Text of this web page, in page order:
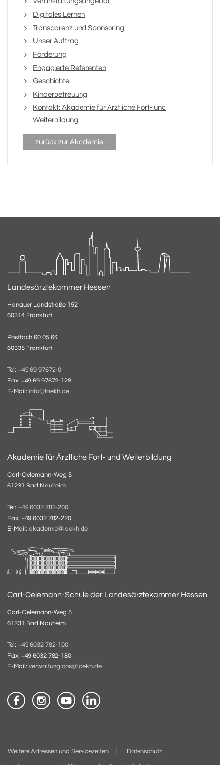
Digitales Lernen
Transparenz und Sponsoring
Unser Auftrag
Förderung
Engagierte Referenten
Geschichte
Kinderbetreuung
Kontakt: Akademie für Ärztliche Fort- und
Weiterbildung
zurück zur Akademie
Landesärztekammer Hessen
Hanauer Landstraße 152
60314 Frankfurt
Postfach 60 05 66
60335 Frankfurt
Tel: +49 69 97672-0
Fax: +49 69 97672-128
E-Mail: info@laekh.de
Akademie für Ärztliche Fort- und Weiterbildung
Carl-Oelemann-Weg 5
61231 Bad Nauheim
Tel: +49 6032 782-200
Fax: +49 6032 782-220
E-Mail: akademie@laekh.de
Carl-Oelemann-Schule der Landesärztekammer Hessen
Carl-Oelemann-Weg 5
61231 Bad Nauheim
Tel: +49 6032 782-100
Fax: +49 6032 782-180
E-Mail: verwaltung.cos@laekh.de
Weitere Adressen und Servicezeiten Datenschutz